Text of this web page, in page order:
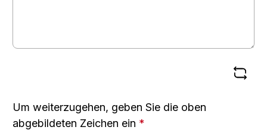
Um weiterzugehen, geben Sie die oben
abgebildeten Zeichen ein *